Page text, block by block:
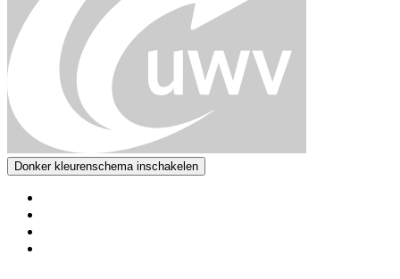
Donker kleurenschema inschakelen